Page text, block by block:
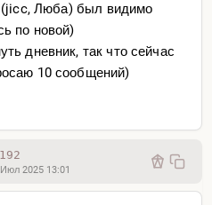
(jicc, Люба) был видимо
по новой)
дневник, так что сейчас
10 сообщений)
2025 13:01